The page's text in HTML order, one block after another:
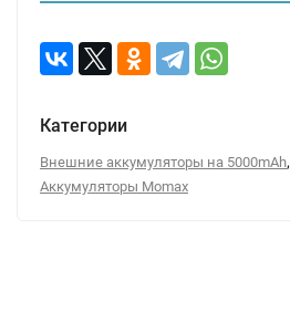
Категории
Внешние аккумуляторы на 5000mAh,
Аккумуляторы Momax